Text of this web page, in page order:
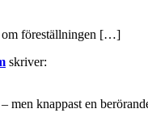
om föreställningen […]
skriver:
men knappast en